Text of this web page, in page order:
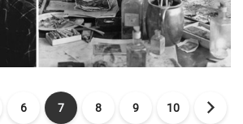
6 7 8 9 10